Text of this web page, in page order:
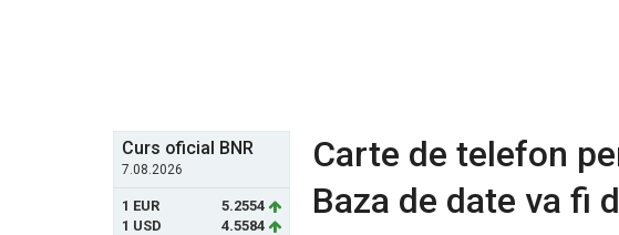
Curs oficial BNR
7.08.2026
1 EUR
5.2554
1 USD
4.5584
Carte de telefon
Baza de date va fi